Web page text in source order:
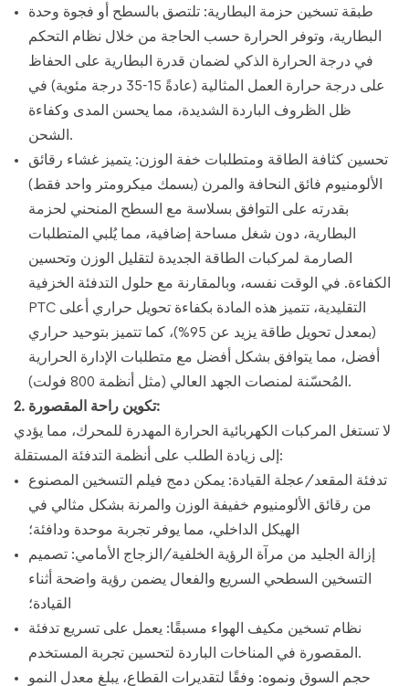
طبقة تسخين حزمة البطارية: تلتصق بالسطح أو فجوة وحدة
البطارية، وتوفر الحرارة حسب الحاجة من خلال نظام التحكم
في درجة الحرارة الذكي لضمان قدرة البطارية على الحفاظ
على درجة حرارة العمل المثالية (عادةً 15-35 درجة مئوية) في
ظل الظروف الباردة الشديدة، مما يحسن المدى وكفاءة
الشحن.
تحسين كثافة الطاقة ومتطلبات خفة الوزن: يتميز غشاء رقائق
الألومنيوم فائق النحافة والمرن (بسمك ميكرومتر واحد فقط)
بقدرته على التوافق بسلاسة مع السطح المنحني لحزمة
البطارية، دون شغل مساحة إضافية، مما يُلبي المتطلبات
الصارمة لمركبات الطاقة الجديدة لتقليل الوزن وتحسين
الكفاءة. في الوقت نفسه، وبالمقارنة مع حلول التدفئة الخزفية
PTC التقليدية، تتميز هذه المادة بكفاءة تحويل حراري أعلى
(بمعدل تحويل طاقة يزيد عن 95%)، كما تتميز بتوحيد حراري
أفضل، مما يتوافق بشكل أفضل مع متطلبات الإدارة الحرارية
المُحسّنة لمنصات الجهد العالي (مثل أنظمة 800 فولت).
2. تكوين راحة المقصورة:
لا تستغل المركبات الكهربائية الحرارة المهدرة للمحرك، مما يؤدي
إلى زيادة الطلب على أنظمة التدفئة المستقلة:
تدفئة المقعد/عجلة القيادة: يمكن دمج فيلم التسخين المصنوع
من رقائق الألومنيوم خفيفة الوزن والمرنة بشكل مثالي في
الهيكل الداخلي، مما يوفر تجربة موحدة ودافئة؛
إزالة الجليد من مرآة الرؤية الخلفية/الزجاج الأمامي: تصميم
التسخين السطحي السريع والفعال يضمن رؤية واضحة أثناء
القيادة؛
نظام تسخين مكيف الهواء مسبقًا: يعمل على تسريع تدفئة
المقصورة في المناخات الباردة لتحسين تجربة المستخدم.
حجم السوق ونموه: وفقًا لتقديرات القطاع، يبلغ معدل النمو